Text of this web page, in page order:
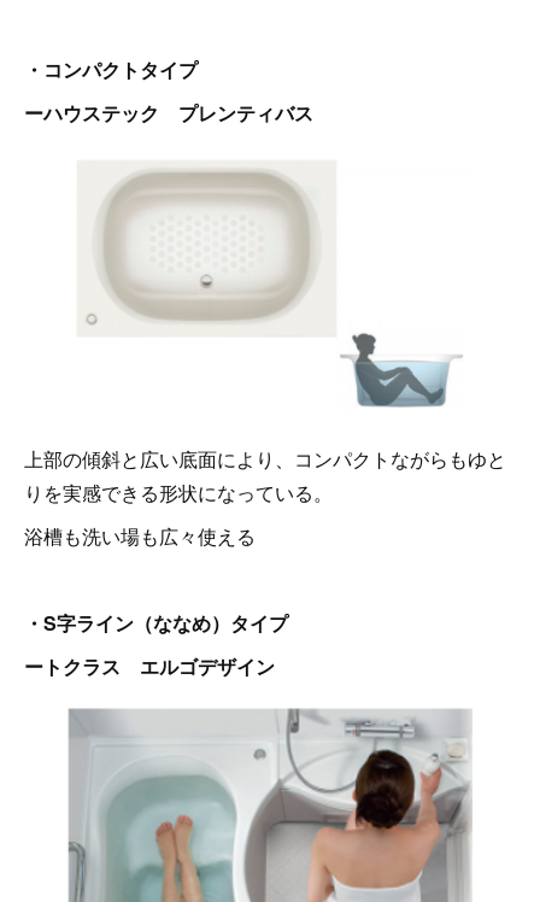
・コンパクトタイプ
ーハウステック プレンティバス
上部の傾斜と広い底面により、コンパクトながらもゆと
りを実感できる形状になっている。
浴槽も洗い場も広々使える
・S字ライン（ななめ）タイプ
ートクラス エルゴデザイン